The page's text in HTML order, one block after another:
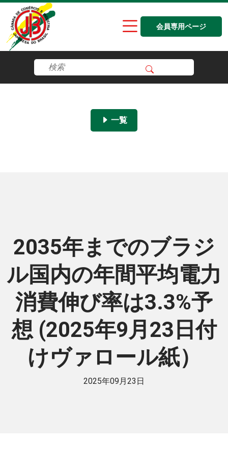
会員専用ページ
一覧
2035年までのブラジ
ル国内の年間平均電力
消費伸び率は3.3%予
想 (2025年9月23日付
けヴァロール紙）
2025年09月23日